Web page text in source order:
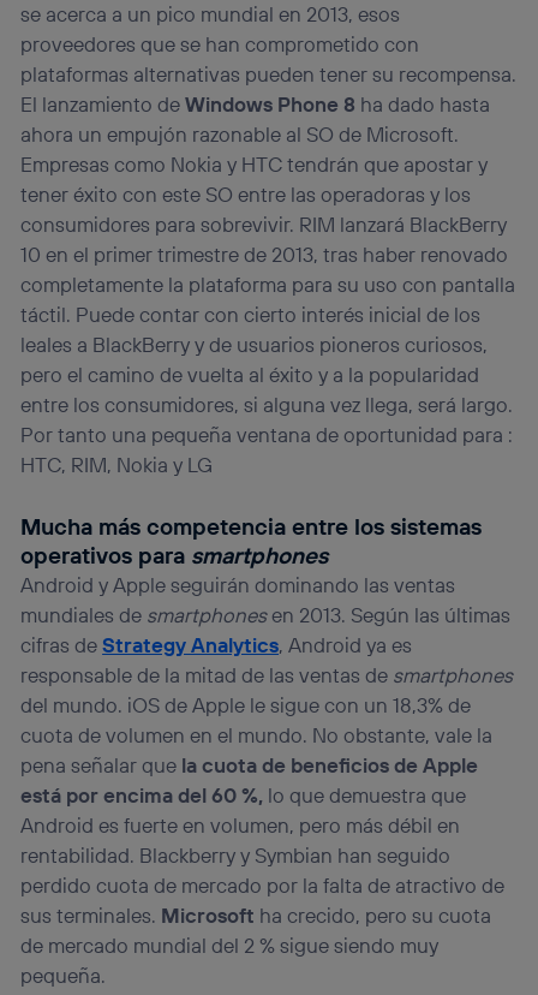
se acerca a un pico mundial en 2013, esos
proveedores que se han comprometido con
plataformas alternativas pueden tener su recompensa.
El lanzamiento deWindows Phone 8 ha dado hasta
ahora un empujón razonable al SO de Microsoft.
Empresas como Nokia y HTC tendrán que apostar y
tener éxito con este SO entre las operadoras y los
consumidores para sobrevivir. RIM lanzará BlackBerry
10 en el primer trimestre de 2013, tras haber renovado
completamente la plataforma para su uso con pantalla
táctil. Puede contar con cierto interés inicial de los
leales a BlackBerry y de usuarios pioneros curiosos,
pero el camino de vuelta al éxito y a la popularidad
entre los consumidores, si alguna vez llega, será largo.
Por tanto una pequeña ventana de oportunidad para :
HTC, RIM, Nokia y LG
Mucha más competencia entre los sistemas
operativos para smartphones
Android y Apple seguirán dominando las ventas
mundiales de smartphonesen 2013. Según las últimas
cifras deStrategy Analytics, Android ya es
responsable de la mitad de las ventas de smartphones
del mundo. iOS de Apple le sigue con un 18,3% de
cuota de volumen en el mundo. No obstante, vale la
pena señalar que la cuota de beneficios de Apple
está por encima del 60 %, lo que demuestra que
Android es fuerte en volumen, pero más débil en
rentabilidad. Blackberry y Symbian han seguido
perdido cuota de mercado por la falta de atractivo de
sus terminales. Microsoft ha crecido, pero su cuota
de mercado mundial del 2 % sigue siendo muy
pequeña.